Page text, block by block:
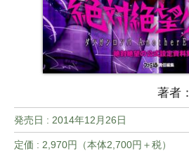
著者：
発売日 : 2014年12月26日
定価 : 2,970円（本体2,700円＋税）